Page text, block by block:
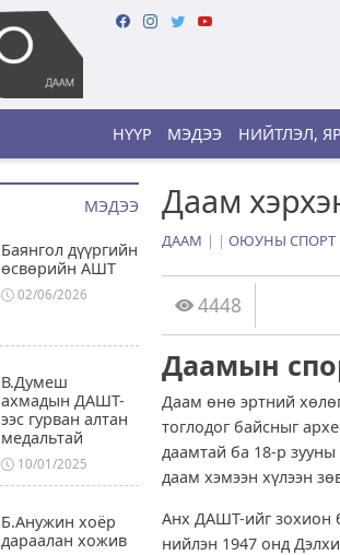
НҮҮР МЭДЭЭ НИЙТЛЭЛ,
МЭДЭЭ
Баянгол дүүргийн
өсвөрийн АШТ
02/06/2026
В.Думеш
ахмадын ДАШТ-
ээс гурван алтан
медальтай
10/01/2025
Б.Анужин хоёр
дараалан хожив
Даам
ДААМ |ОЮУНЫ СПОРТ
4448
Даамын
Даам өнө эртний
тоглодог байсныг
даамтай ба 18-р
даам хэмээн хүлээн
Анх ДАШТ-ийг зохион
нийлэн 1947 онд